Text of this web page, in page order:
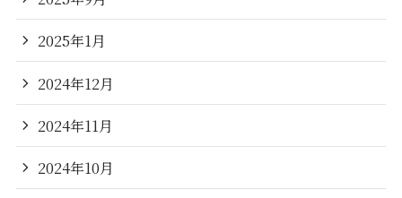
2025年1月
2024年12月
2024年11月
2024年10月